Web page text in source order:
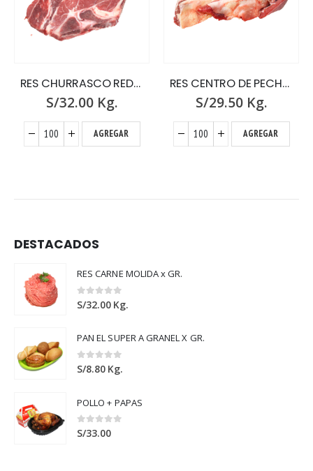
RES CHURRASCO REDONDO x GR.
S/32.00 Kg.
AGREGAR
RES CENTRO DE PECHO x GR.
S/29.50 Kg.
AGREGAR
DESTACADOS
RES CARNE MOLIDA x GR.
0out of 5
S/32.00 Kg.
PAN EL SUPER A GRANEL X GR.
0out of 5
S/8.80 Kg.
POLLO + PAPAS
0out of 5
S/33.00